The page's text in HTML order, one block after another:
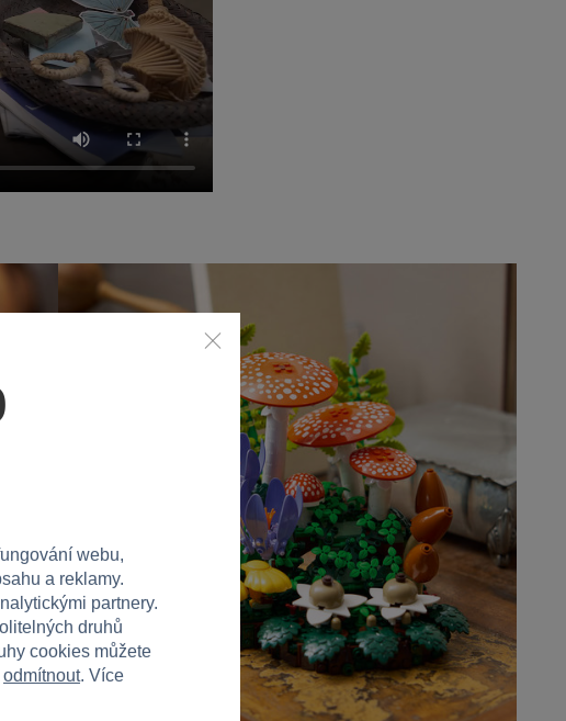
webu,
a reklamy.
partnery.
druhů
cookies můžete
odmítnout. Více